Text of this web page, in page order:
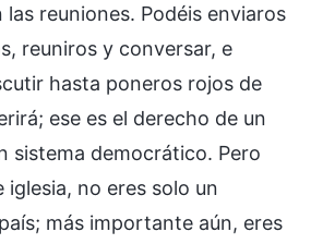
reuniones. Podéis enviaros
reuniros y conversar, e
hasta poneros rojos de
ese es el derecho de un
sistema democrático. Pero
iglesia, no eres solo un
más importante aún, eres